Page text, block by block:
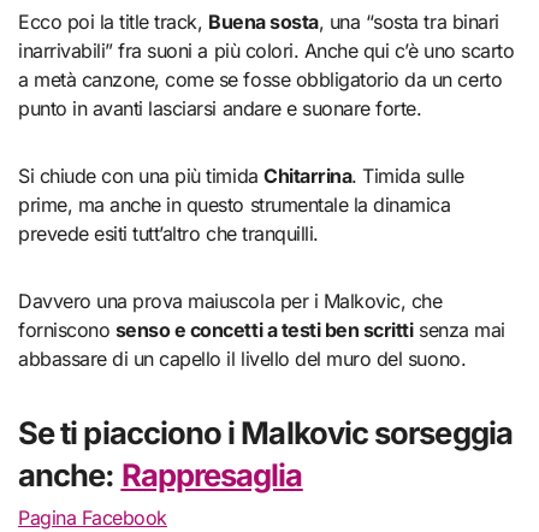
Ecco poi la title track, Buena sosta, una “sosta tra binari
inarrivabili” fra suoni a più colori. Anche qui c’è uno scarto
a metà canzone, come se fosse obbligatorio da un certo
punto in avanti lasciarsi andare e suonare forte.
Si chiude con una più timidaChitarrina. Timida sulle
prime, ma anche in questo strumentale la dinamica
prevede esiti tutt’altro che tranquilli.
Davvero una prova maiuscola per i Malkovic, che
forniscono senso e concetti a testi ben scrittisenza mai
abbassare di un capello il livello del muro del suono.
Se ti piacciono i Malkovic sorseggia
anche: Rappresaglia
Pagina Facebook